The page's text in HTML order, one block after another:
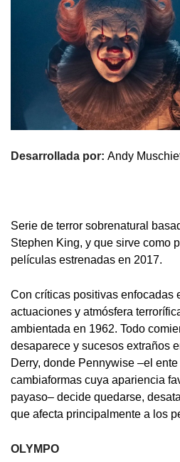
Desarrollada por: Andy
Serie de terror sobrenatural
Stephen King, y que sirve como
películas estrenadas en 2017.
Con críticas positivas enfocadas
actuaciones y atmósfera
ambientada en 1962. Todo
desaparece y sucesos extraños
Derry, donde Pennywise –el ente
cambiaformas cuya apariencia
payaso– decide quedarse,
que afecta principalmente a los
OLYMPO